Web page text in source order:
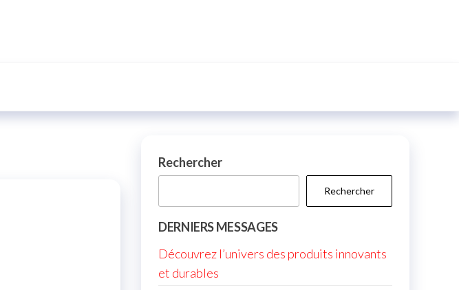
Rechercher
Rechercher
DERNIERS MESSAGES
Découvrez l’univers des produits innovants
et durables